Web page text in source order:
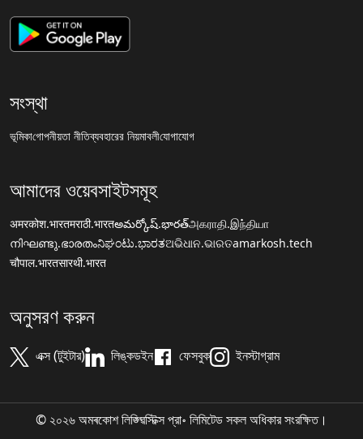
সংস্থা
ভূমিকাগোপনীয়তা নীতিব্যবহারের নিয়মাবলীযোগাযোগ
আমাদের ওয়েবসাইটসমূহ
अमरकोश.भारतमराठी.भारतఅమర్కోష్.భారత్அகராதி.இந்தியா
നിഘണ്ടു.ഭാരതംನಿಘಂಟು.ಭಾರತଅଭିଧାନ.ଭାରତamarkosh.tech
चौपाल.भारतसारथी.भारत
অনুসরণ করুন
এক্স (টুইটার) লিঙ্কডইন ফেসবুক ইনস্টাগ্রাম
© ২০২৬ অমৰকোশ লিঙ্গ্ৱিস্টিক্স প্রা॰ লিমিটেড সকল অধিকার সংরক্ষিত।